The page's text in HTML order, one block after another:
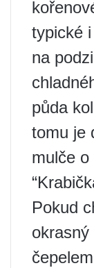
typické
na
půda
tomu je
mulče
Pokud